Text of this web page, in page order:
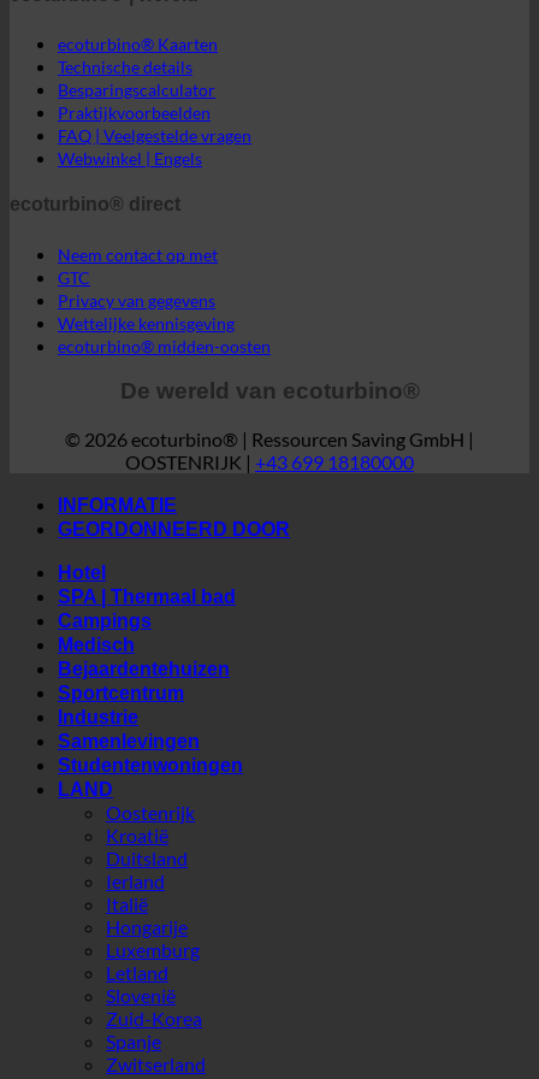
ecoturbino® direct
Neem contact op met
GTC
Privacy van gegevens
Wettelijke kennisgeving
© 2026 ecoturbino® | Ressourcen Saving GmbH |
OOSTENRIJK |
INFORMATIE
SPA | Thermaal bad
Campings
Bejaardentehuizen
Sportcentrum
Samenlevingen
Studentenwoningen
LAND
Oostenrijk
Kroatië
Duitsland
Ierland
Italië
Hongarije
Luxemburg
Letland
Slovenië
Zuid-Korea
Spanje
Zwitserland
Verenigde Arabische Emiraten